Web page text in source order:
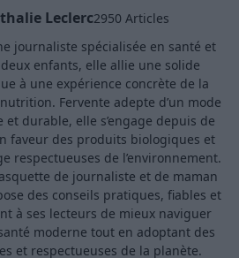
Leclerc2950 Articles
journaliste spécialisée en santé et
enfants, elle allie une solide
à une expérience concrète de la
Fervente adepte d’un mode
et durable, elle s’engage depuis de
faveur des produits biologiques et
respectueuses de l’environnement.
de journaliste et de maman
des conseils pratiques, fiables et
à ses lecteurs de mieux naviguer
moderne tout en adoptant des
et respectueuses de la planète.